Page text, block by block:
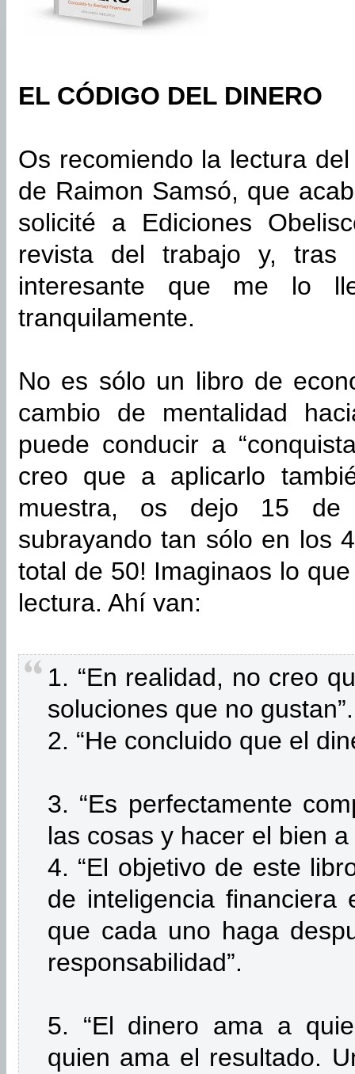
EL CÓDIGO DEL DINERO
Os recomiendo la lectura
de Raimon Samsó, que
solicité a Ediciones
revista del trabajo y, tras
interesante que me lo
tranquilamente.
No es sólo un libro de
cambio de mentalidad
puede conducir a
creo que a aplicarlo
muestra, os dejo 15
subrayando tan sólo en los
total de 50! Imaginaos lo
lectura. Ahí van:
1. “En realidad, no creo
soluciones que no gustan”.
2. “He concluido que el
3. “Es perfectamente
las cosas y hacer el bien a
4. “El objetivo de este
de inteligencia
que cada uno haga
responsabilidad”.
5. “El dinero ama a
quien ama el resultado.